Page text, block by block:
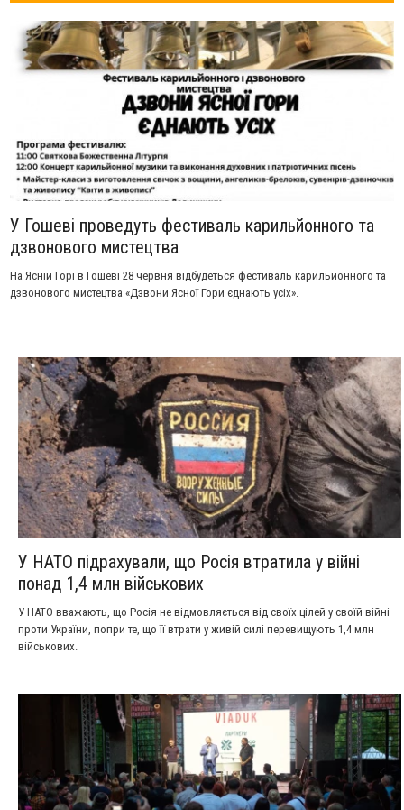
У Гошеві проведуть фестиваль карильйонного та
дзвонового мистецтва
На Ясній Горі в Гошеві 28 червня відбудеться фестиваль карильйонного та
дзвонового мистецтва «Дзвони Ясної Гори єднають усіх».
У НАТО підрахували, що Росія втратила у війні
понад 1,4 млн військових
У НАТО вважають, що Росія не відмовляється від своїх цілей у своїй війні
проти України, попри те, що її втрати у живій силі перевищують 1,4 млн
військових.